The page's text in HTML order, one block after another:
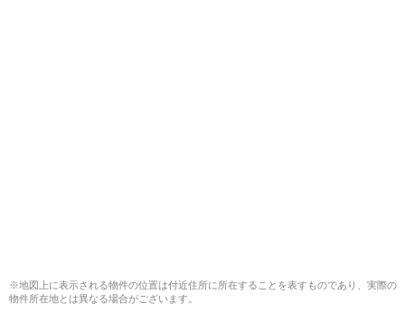
※地図上に表示される物件の位置は付近住所に所在することを表すものであり、実際の
物件所在地とは異なる場合がございます。